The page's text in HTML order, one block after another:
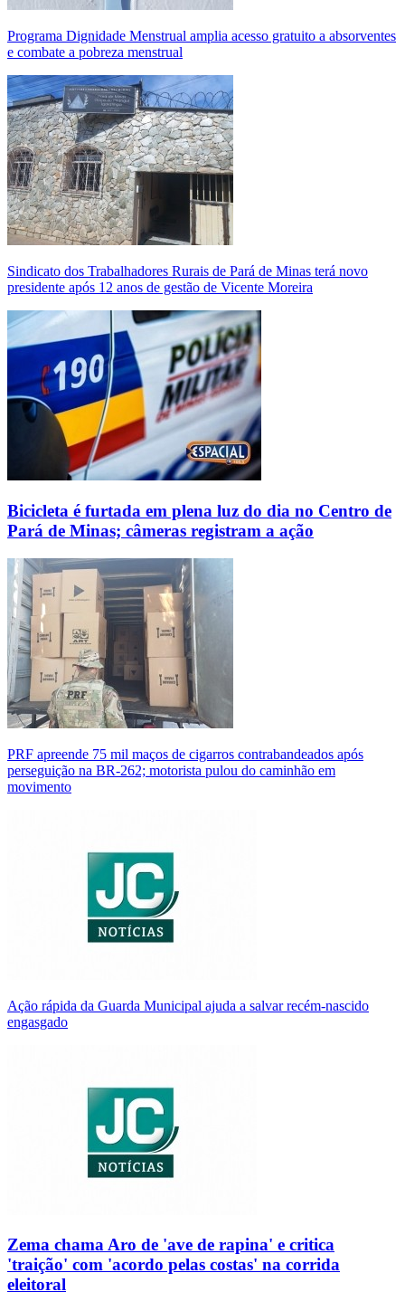
Programa Dignidade Menstrual amplia acesso gratuito a absorventes
e combate a pobreza menstrual
Sindicato dos Trabalhadores Rurais de Pará de Minas terá novo
presidente após 12 anos de gestão de Vicente Moreira
Bicicleta é furtada em plena luz do dia no Centro de
Pará de Minas; câmeras registram a ação
PRF apreende 75 mil maços de cigarros contrabandeados após
perseguição na BR-262; motorista pulou do caminhão em
movimento
Ação rápida da Guarda Municipal ajuda a salvar recém-nascido
engasgado
Zema chama Aro de 'ave de rapina' e critica
'traição' com 'acordo pelas costas' na corrida
eleitoral